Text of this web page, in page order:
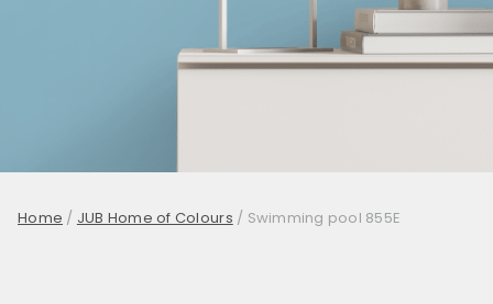
Home / JUB Home of Colours / Swimming pool 855E